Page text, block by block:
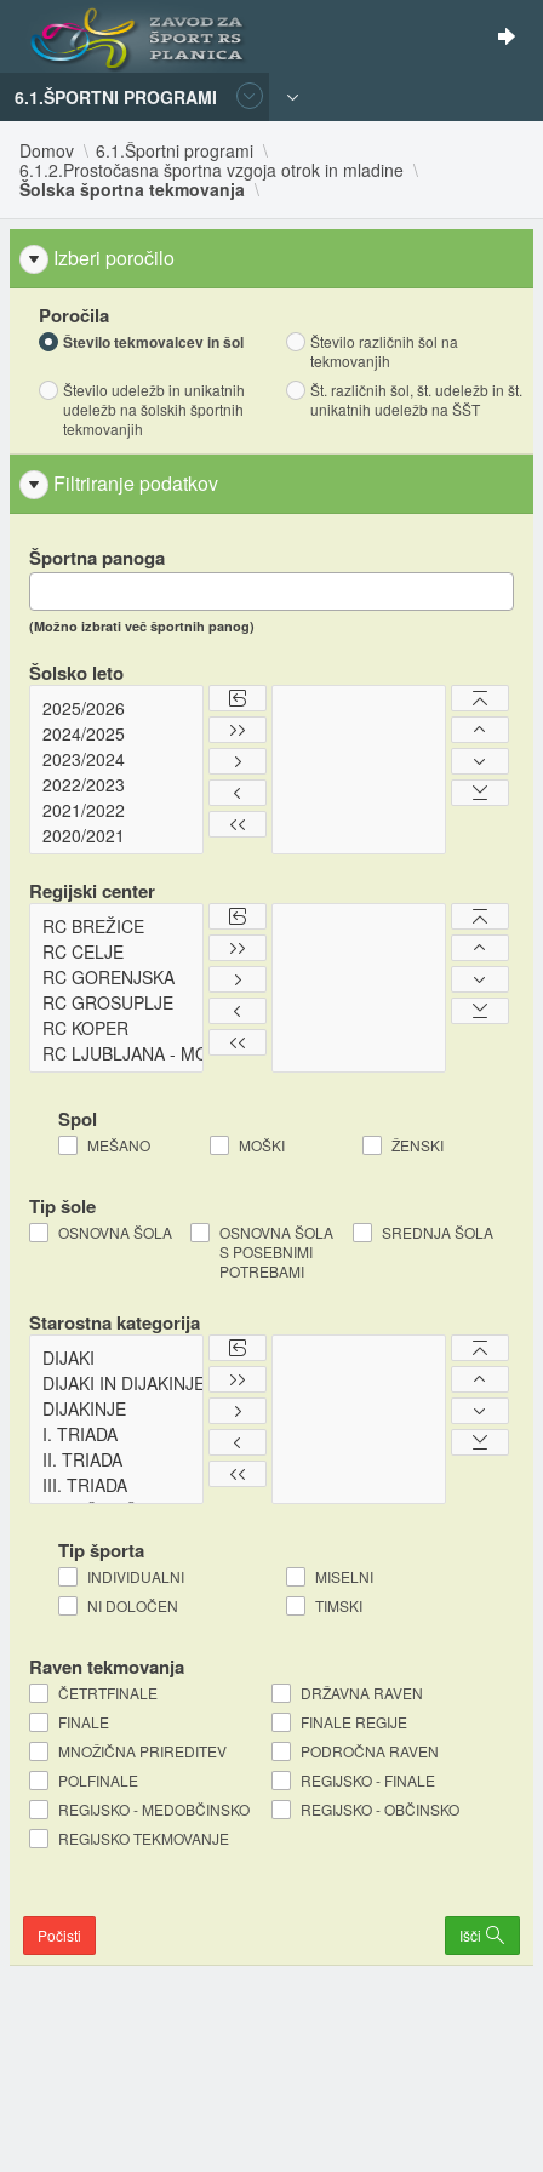
6.1.ŠPORTNI PROGRAMI
Domov
6.1.Športni programi
6.1.2.Prostočasna športna vzgoja otrok in mladine
Šolska športna tekmovanja
Izberi poročilo
Poročila
Število tekmovalcev in šol
Število različnih šol na
tekmovanjih
Število udeležb in unikatnih
udeležb na šolskih športnih
tekmovanjih
Št. različnih šol, št. udeležb in št.
unikatnih udeležb na ŠŠT
Filtriranje podatkov
Športna panoga
(Možno izbrati več športnih panog)
Šolsko leto
Regijski center
Spol
MEŠANO MOŠKI ŽENSKI
Tip šole
OSNOVNA ŠOLA
OSNOVNA ŠOLA
S POSEBNIMI
POTREBAMI
SREDNJA ŠOLA
Starostna kategorija
Tip športa
INDIVIDUALNI
MISELNI
NI DOLOČEN
TIMSKI
Raven tekmovanja
ČETRTFINALE
DRŽAVNA RAVEN
FINALE
FINALE REGIJE
MNOŽIČNA PRIREDITEV
PODROČNA RAVEN
POLFINALE
REGIJSKO - FINALE
REGIJSKO - MEDOBČINSKO
REGIJSKO - OBČINSKO
REGIJSKO TEKMOVANJE
Počisti Išči